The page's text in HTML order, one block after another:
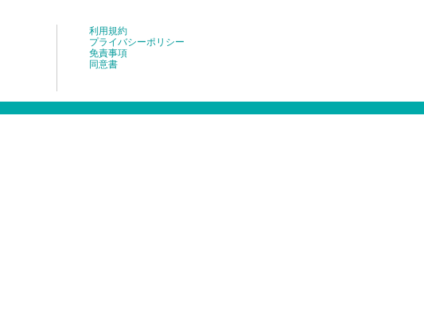
利用規約
プライバシーポリシー
免責事項
同意書